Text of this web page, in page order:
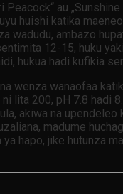
au
huishi katika
wadudu, ambazo
12-15, huku
hukua hadi kufikia
wenza wanaofaa
lita 200, pH 7.8 hadi
akiwa na
madume
ya hapo, jike hutunza